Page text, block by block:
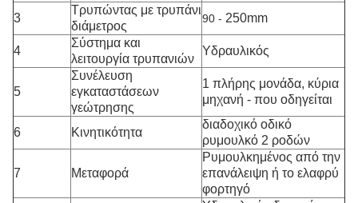
3
Τρυπώντας με τρυπάνι
διάμετρος
90 - 250mm
4
Σύστημα και
λειτουργία τρυπανιών
Υδραυλικός
5
Συνέλευση
εγκαταστάσεων
γεώτρησης
1 πλήρης μονάδα, κύρια
μηχανή - που οδηγείται
6 Κινητικότητα
διαδοχικό οδικό
ρυμουλκό 2 ροδών
7 Μεταφορά
Ρυμουλκημένος από την
επανάλειψη ή το ελαφρύ
φορτηγό